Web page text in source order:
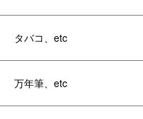
タバコ、etc
万年筆、etc